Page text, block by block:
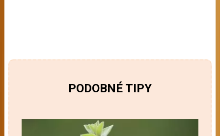
PODOBNÉ TIPY